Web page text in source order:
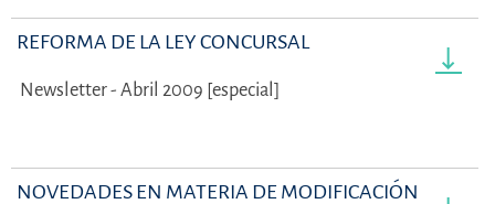
REFORMA DE LA LEY CONCURSAL
Newsletter - Abril 2009 [especial]
NOVEDADES EN MATERIA DE MODIFICACIÓN DE